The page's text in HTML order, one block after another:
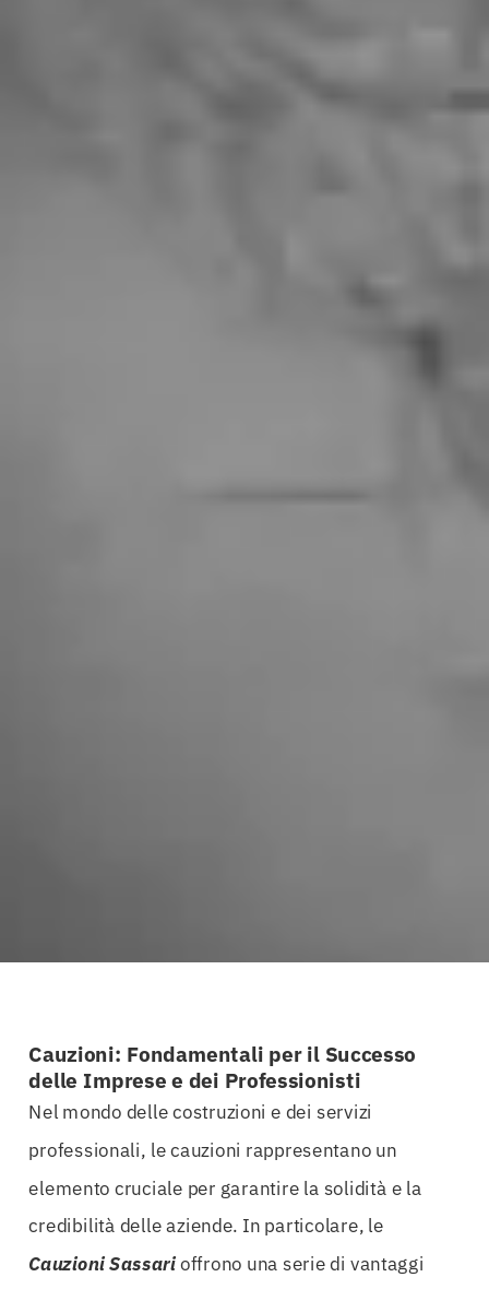
Cauzioni: Fondamentali per il Successo
delle Imprese e dei Professionisti
Nel mondo delle costruzioni e dei servizi
professionali, le cauzioni rappresentano un
elemento cruciale per garantire la solidità e la
credibilità delle aziende. In particolare, le
Cauzioni Sassarioffrono una serie di vantaggi